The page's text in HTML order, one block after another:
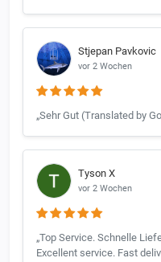
Stjepan Pavkovic
vor 2 Wochen
„Sehr Gut (Translated by
Tyson X
vor 2 Wochen
„Top Service. Schnelle
Excellent service. Fast